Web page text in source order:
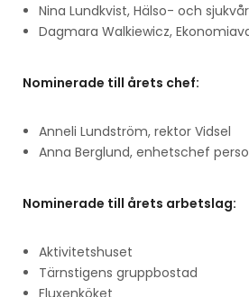
Nina Lundkvist, Hälso- och
Dagmara Walkiewicz,
Nominerade till årets chef:
Anneli Lundström, rektor Vidsel
Anna Berglund, enhetschef
Nominerade till årets arbetslag:
Aktivitetshuset
Tärnstigens gruppbostad
Fluxenköket